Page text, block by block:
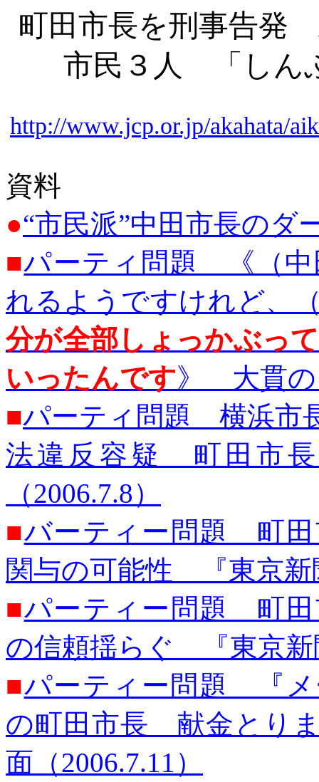
町田市長を刑事告
市民３人 「しん
http://www.jcp.or.jp/akahata/
資料
●“市民派”中田市長のダ
■パーティ問題 《（中
れるようですけれど、
分が全部しょっかぶっ
いったんです》 大貫の
■パーティ問題 横浜
法違反容疑 町田市
（2006.7.8）
■バーティー問題 町
関与の可能性 『東京新
■パーティー問題 町
の信頼揺らぐ 『東京新
■パーティー問題 『メ
の町田市長 献金とり
面（2006.7.11）